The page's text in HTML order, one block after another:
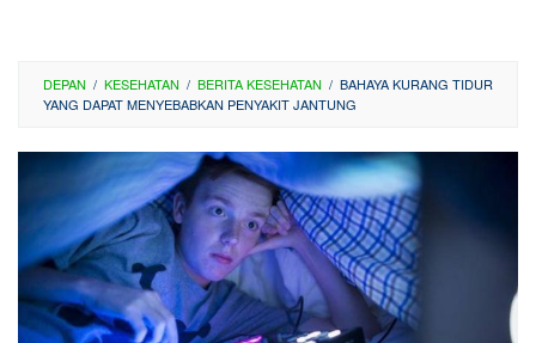
DEPAN / KESEHATAN / BERITA KESEHATAN / BAHAYA KURANG TIDUR
YANG DAPAT MENYEBABKAN PENYAKIT JANTUNG